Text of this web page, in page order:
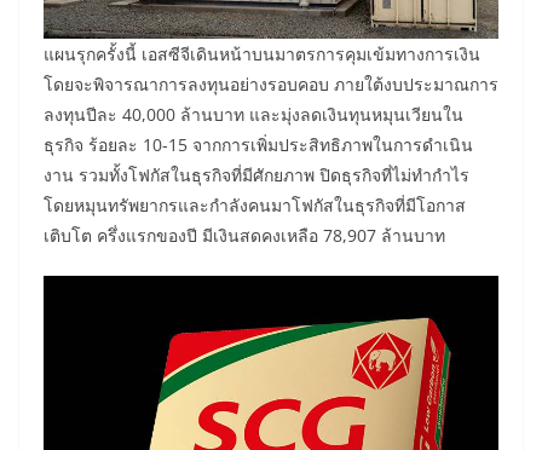
แผนรุกครั้งนี้ เอสซีจีเดินหน้าบนมาตรการคุมเข้มทางการเงิน
โดยจะพิจารณาการลงทุนอย่างรอบคอบ ภายใต้งบประมาณการ
ลงทุนปีละ 40,000 ล้านบาท และมุ่งลดเงินทุนหมุนเวียนใน
ธุรกิจ ร้อยละ 10-15 จากการเพิ่มประสิทธิภาพในการดำเนิน
งาน รวมทั้งโฟกัสในธุรกิจที่มีศักยภาพ ปิดธุรกิจที่ไม่ทำกำไร
โดยหมุนทรัพยากรและกำลังคนมาโฟกัสในธุรกิจที่มีโอกาส
เติบโต ครึ่งแรกของปี มีเงินสดคงเหลือ 78,907 ล้านบาท